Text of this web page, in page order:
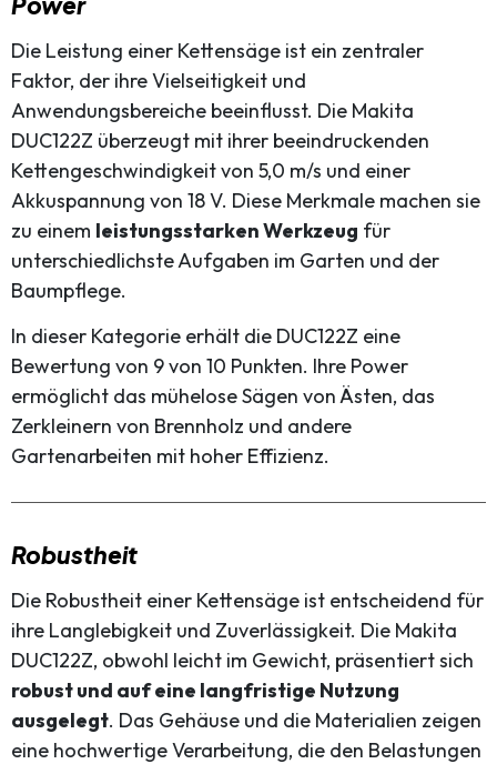
Die Leistung einer Kettensäge ist ein zentraler
Faktor, der ihre Vielseitigkeit und
Anwendungsbereiche beeinflusst. Die Makita
DUC122Z überzeugt mit ihrer beeindruckenden
Kettengeschwindigkeit von 5,0 m/s und einer
Akkuspannung von 18 V. Diese Merkmale machen sie
zu einem leistungsstarken Werkzeug für
unterschiedlichste Aufgaben im Garten und der
Baumpflege.
In dieser Kategorie erhält die DUC122Z eine
Bewertung von 9 von 10 Punkten. Ihre Power
ermöglicht das mühelose Sägen von Ästen, das
Zerkleinern von Brennholz und andere
Gartenarbeiten mit hoher Effizienz.
Robustheit
Die Robustheit einer Kettensäge ist entscheidend für
ihre Langlebigkeit und Zuverlässigkeit. Die Makita
DUC122Z, obwohl leicht im Gewicht, präsentiert sich
robust und auf eine langfristige Nutzung
ausgelegt. Das Gehäuse und die Materialien zeigen
eine hochwertige Verarbeitung, die den Belastungen